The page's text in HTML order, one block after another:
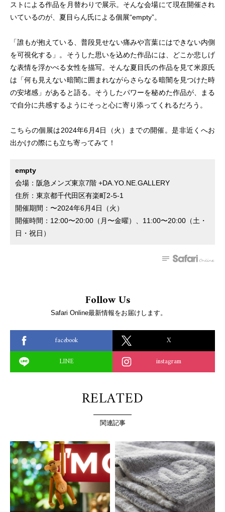
ストによる作品を月替わりで展示。そんな会場にて現在開催され
いているのが、夏目らん氏による個展“empty”。
「誰もが抱えている、普段⾒せない痛みや⾔葉にはできない内側
を可視化する」。そうした思いを込めた作品には、どこか悲しげ
な表情を浮かべる女性を描写。そんな夏目氏の作品を見て米原氏
は「何も⾒えない暗闇に囲まれながらさらなる暗闇を⾒つけた時
の安堵感」があると語る。そうしたパワーを秘めた作品が、まる
で自分に共感するようにそっと心に寄り添ってくれるだろう。
こちらの個展は2024年6月4日（火）までの開催。是非近くへお
出かけの際にも立ち寄ってみて！
empty
会場：阪急メンズ東京7階 +DA.YO.NE.GALLERY
住所：東京都千代田区有楽町2-5-1
開催期間：〜2024年6月4日（火）
開催時間：12:00〜20:00（月〜金曜）、11:00〜20:00（土・
日・祝日）
Follow Us
Safari Online最新情報をお届けします。
facebook
X
LINE
instagram
RELATED
関連記事